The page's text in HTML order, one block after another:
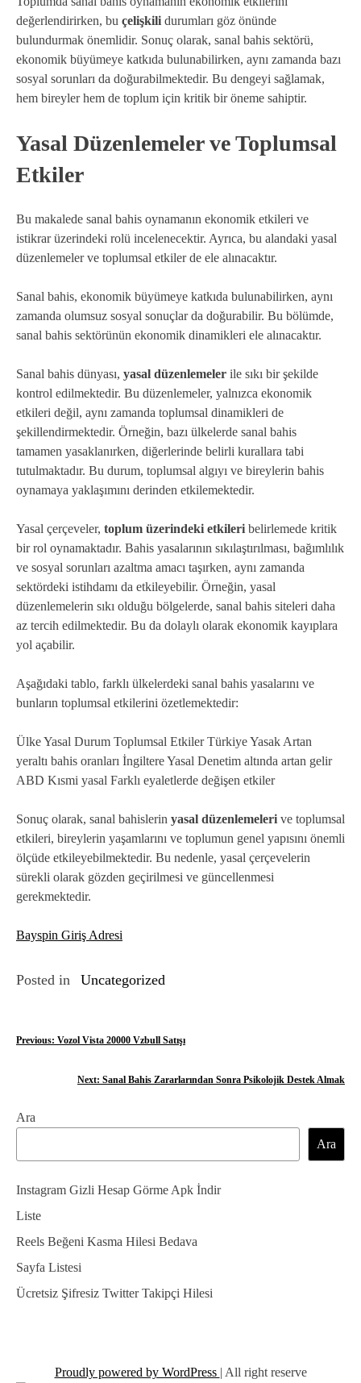
değerlendirirken, bu çelişkili durumları göz önünde
bulundurmak önemlidir. Sonuç olarak, sanal bahis sektörü,
ekonomik büyümeye katkıda bulunabilirken, aynı zamanda bazı
sosyal sorunları da doğurabilmektedir. Bu dengeyi sağlamak,
hem bireyler hem de toplum için kritik bir öneme sahiptir.
Yasal Düzenlemeler ve Toplumsal
Etkiler
Bu makalede sanal bahis oynamanın ekonomik etkileri ve
istikrar üzerindeki rolü incelenecektir. Ayrıca, bu alandaki yasal
düzenlemeler ve toplumsal etkiler de ele alınacaktır.
Sanal bahis, ekonomik büyümeye katkıda bulunabilirken, aynı
zamanda olumsuz sosyal sonuçlar da doğurabilir. Bu bölümde,
sanal bahis sektörünün ekonomik dinamikleri ele alınacaktır.
Sanal bahis dünyası, yasal düzenlemeler ile sıkı bir şekilde
kontrol edilmektedir. Bu düzenlemeler, yalnızca ekonomik
etkileri değil, aynı zamanda toplumsal dinamikleri de
şekillendirmektedir. Örneğin, bazı ülkelerde sanal bahis
tamamen yasaklanırken, diğerlerinde belirli kurallara tabi
tutulmaktadır. Bu durum, toplumsal algıyı ve bireylerin bahis
oynamaya yaklaşımını derinden etkilemektedir.
Yasal çerçeveler, toplum üzerindeki etkileri belirlemede kritik
bir rol oynamaktadır. Bahis yasalarının sıkılaştırılması, bağımlılık
ve sosyal sorunları azaltma amacı taşırken, aynı zamanda
sektördeki istihdamı da etkileyebilir. Örneğin, yasal
düzenlemelerin sıkı olduğu bölgelerde, sanal bahis siteleri daha
az tercih edilmektedir. Bu da dolaylı olarak ekonomik kayıplara
yol açabilir.
Aşağıdaki tablo, farklı ülkelerdeki sanal bahis yasalarını ve
bunların toplumsal etkilerini özetlemektedir:
Ülke Yasal Durum Toplumsal Etkiler Türkiye Yasak Artan
yeraltı bahis oranları İngiltere Yasal Denetim altında artan gelir
ABD Kısmi yasal Farklı eyaletlerde değişen etkiler
Sonuç olarak, sanal bahislerin yasal düzenlemeleri ve toplumsal
etkileri, bireylerin yaşamlarını ve toplumun genel yapısını önemli
ölçüde etkileyebilmektedir. Bu nedenle, yasal çerçevelerin
sürekli olarak gözden geçirilmesi ve güncellenmesi
gerekmektedir.
Bayspin Giriş Adresi
Posted in Uncategorized
Y
ı
g
e
z
i
n
Previous: Vozol Vista 20000 Vzbull Satışı
Next: Sanal Bahis Zararlarından Sonra Psikolojik Destek Almak
Ara
Ara
Instagram Gizli Hesap Görme Apk İndir
Liste
Reels Beğeni Kasma Hilesi Bedava
Sayfa Listesi
Ücretsiz Şifresiz Twitter Takipçi Hilesi
Proudly powered by WordPress | All right reserve